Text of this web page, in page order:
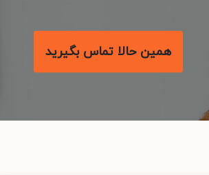
همین حالا تماس بگیرید